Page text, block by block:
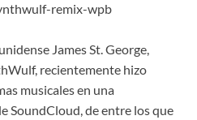
James St. George,
recientemente hizo
musicales en una
SoundCloud, de entre los que